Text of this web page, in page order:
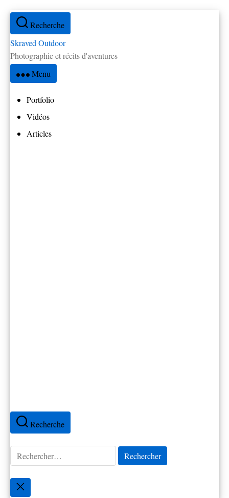
Aller
contenu
Recherche
Skraved Outdoor
Photographie et récits d'aventures
Menu
Portfolio
Vidéos
Articles
Recherche
Rechercher :
Fermer